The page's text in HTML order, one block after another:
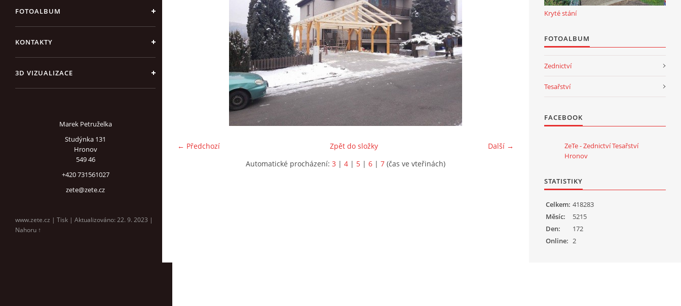
FOTOALBUM
KONTAKTY
3D VIZUALIZACE
Marek Petruželka
Studýnka 131
Hronov
549 46
+420 731561027
zete@zete.cz
www.zete.cz | Tisk | Aktualizováno: 22. 9. 2023 |
Nahoru ↑
← Předchozí Další →
Zpět do složky
Automatické procházení: 3 | 4 | 5 | 6 | 7 (čas ve vteřinách)
Kryté stání
FOTOALBUM
Zednictví
Tesařství
FACEBOOK
ZeTe - Zednictví Tesařství
Hronov
STATISTIKY
Online: 2
Celkem: 418283
Měsíc:
5215
Den:
172